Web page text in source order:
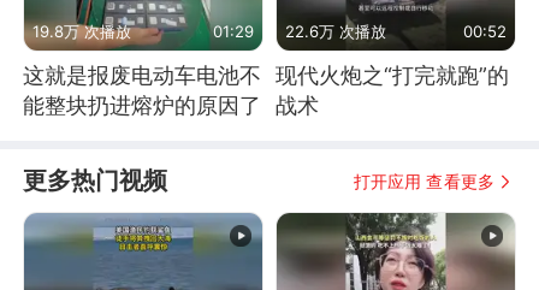
19.8万 次播放 01:29
这就是报废电动车电池不
能整块扔进熔炉的原因了
22.6万 次播放 00:52
现代火炮之“打完就跑”的
战术
更多热门视频 打开应用 查看更多